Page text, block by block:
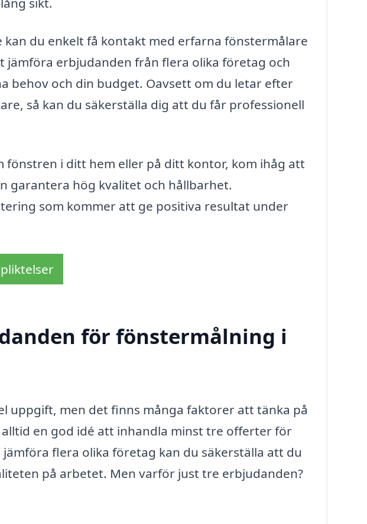
du enkelt få kontakt med erfarna fönstermålare
jämföra erbjudanden från flera olika företag och
behov och din budget. Oavsett om du letar efter
så kan du säkerställa dig att du får professionell
fönstren i ditt hem eller på ditt kontor, kom ihåg att
garantera hög kvalitet och hållbarhet.
som kommer att ge positiva resultat under
för fönstermålning i
uppgift, men det finns många faktorer att tänka på
en god idé att inhandla minst tre offerter för
flera olika företag kan du säkerställa att du
på arbetet. Men varför just tre erbjudanden?